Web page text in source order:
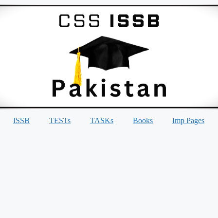
ISSB TESTs TASKs Books Imp Pages